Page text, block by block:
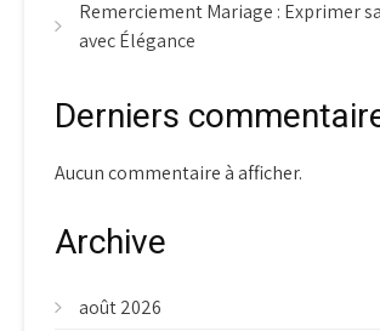
Remerciement Mariage : Exprimer
avec Élégance
Derniers
Aucun commentaire à afficher.
Archive
août 2026